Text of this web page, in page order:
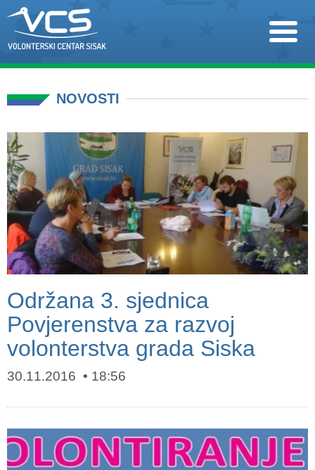
NOVOSTI
Održana 3. sjednica
Povjerenstva za razvoj
volonterstva grada Siska
30.11.2016 18:56